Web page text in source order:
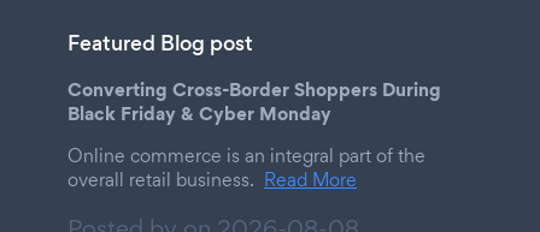
Featured Blog post
Converting Cross-Border Shoppers During
Black Friday & Cyber Monday
Online commerce is an integral part of the
overall retail business. Read More